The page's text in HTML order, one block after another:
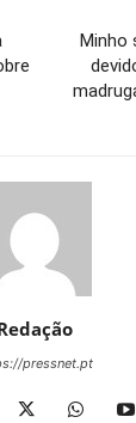
Minho
pressnet.pt